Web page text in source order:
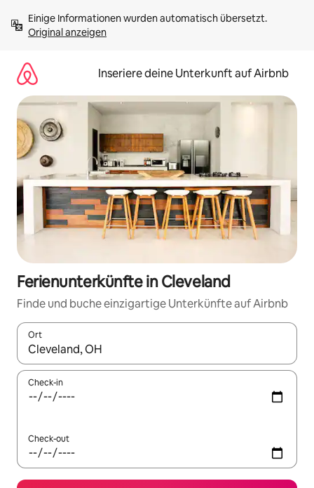
Inhalten
springenOriginal anzeigen
Inseriere deine Unterkunft auf Airbnb
Ferienunterkünfte in Cleveland
Finde und buche einzigartige Unterkünfte auf Airbnb
Ort
Wenn Ergebnisse verfügbar sind, navigiere mit den
Check-in
Check-out